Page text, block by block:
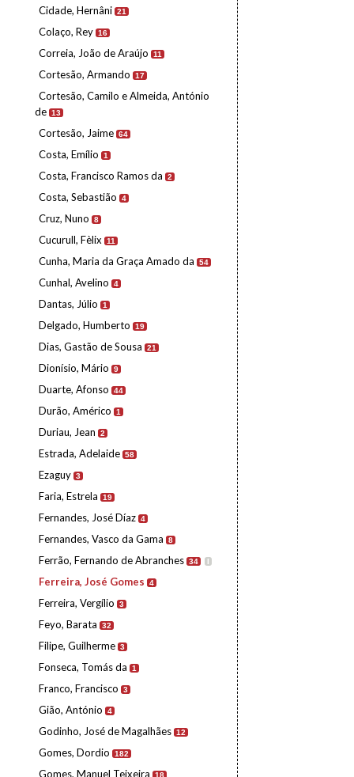
Cidade, Hernâni 21
Colaço, Rey 16
Correia, João de Araújo 11
Cortesão, Armando 17
Cortesão, Camilo e Almeida, António
de 13
Cortesão, Jaime 64
Costa, Emílio 1
Costa, Francisco Ramos da 2
Costa, Sebastião 4
Cruz, Nuno 8
Cucurull, Fèlix 11
Cunha, Maria da Graça Amado da 54
Cunhal, Avelino 4
Dantas, Júlio 1
Delgado, Humberto 19
Dias, Gastão de Sousa 21
Dionísio, Mário 9
Duarte, Afonso 44
Durão, Américo 1
Duriau, Jean 2
Estrada, Adelaide 58
Ezaguy 3
Faria, Estrela 19
Fernandes, José Díaz 4
Fernandes, Vasco da Gama 8
Ferrão, Fernando de Abranches 34 I
Ferreira, José Gomes 4
Ferreira, Vergílio 3
Feyo, Barata 32
Filipe, Guilherme 3
Fonseca, Tomás da 1
Franco, Francisco 3
Gião, António 4
Godinho, José de Magalhães 12
Gomes, Dordio 182
Gomes, Manuel Teixeira 18